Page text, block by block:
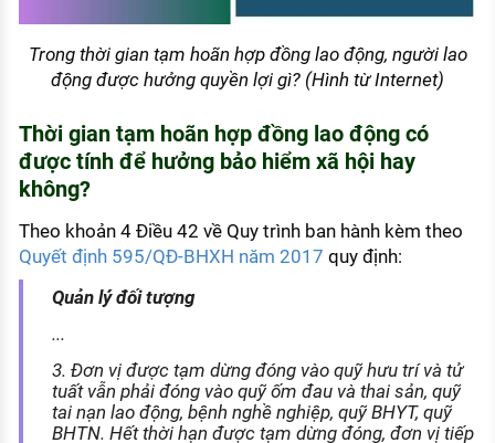
Trong thời gian tạm hoãn hợp đồng lao động, người lao
động được hưởng quyền lợi gì? (Hình từ Internet)
Thời gian tạm hoãn hợp đồng lao động có
được tính để hưởng bảo hiểm xã hội hay
không?
Theo khoản 4 Điều 42 về Quy trình ban hành kèm theo
Quyết định 595/QĐ-BHXH năm 2017 quy định:
Quản lý đối tượng
...
3. Đơn vị được tạm dừng đóng vào quỹ hưu trí và tử
tuất vẫn phải đóng vào quỹ ốm đau và thai sản, quỹ
tai nạn lao động, bệnh nghề nghiệp, quỹ BHYT, quỹ
BHTN. Hết thời hạn được tạm dừng đóng, đơn vị tiếp